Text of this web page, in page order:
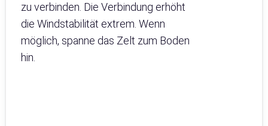
zu verbinden. Die Verbindung erhöht
die Windstabilität extrem. Wenn
möglich, spanne das Zelt zum Boden
hin.